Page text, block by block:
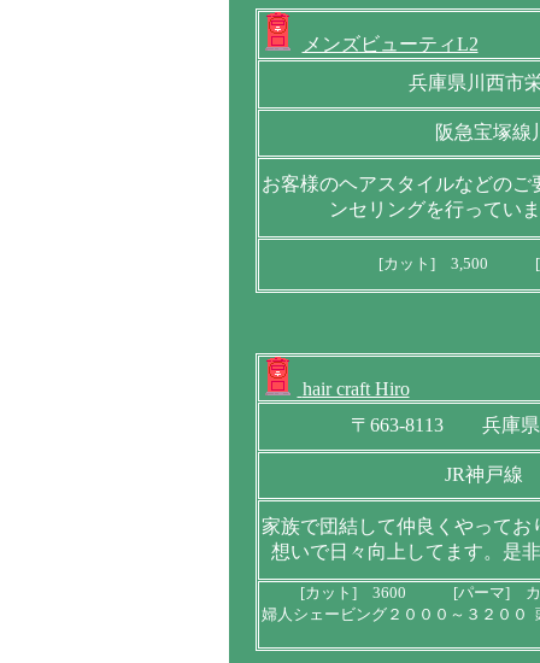
メンズビューティL2
兵庫県川西市
阪急宝塚線
お客様のヘアスタイルなどの
ンセリングを行ってい
[カット] 3,500 [
hair craft Hiro
〒663-8113 兵庫県
JR神戸線
家族で団結して仲良くやって
想いで日々向上してます。是
[カット] 3600 [パーマ] カ
婦人シェービング２０００～３２００